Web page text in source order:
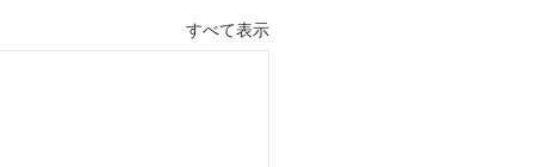
すべて表示